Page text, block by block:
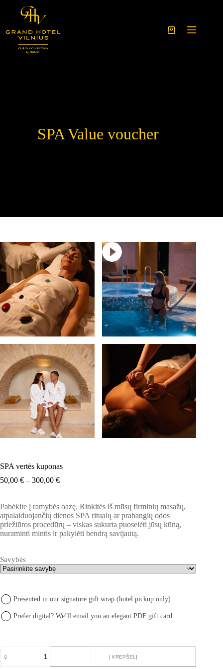
Shopping
SPA Value voucher
SPA vertės kuponas
50,00 € – 300,00 €Price
through
300,00 €
Pabėkite į ramybės oazę. Rinkitės iš mūsų firminių masažų,
atpalaiduojančių dienos SPA ritualų ar prabangių odos
priežiūros procedūrų – viskas sukurta puoselėti jūsų kūną,
nuraminti mintis ir pakylėti bendrą savijautą.
Savybės
Presented in our signature gift wrap (hotel pickup only)
Prefer digital? We’ll email you an elegant PDF gift card
kiekis:
Į KREPŠELĮ